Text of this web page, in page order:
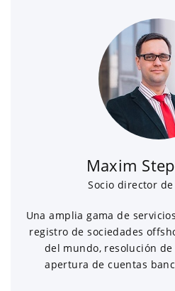
Maxim
Socio director
Una amplia gama de
registro de sociedades
del mundo, resolución
apertura de cuentas